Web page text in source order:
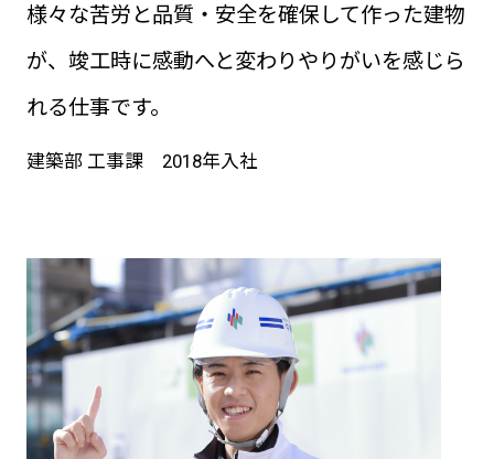
様々な苦労と品質・安全を確保して作った建物
が、竣工時に感動へと変わりやりがいを感じら
れる仕事です。
建築部 工事課 2018年入社